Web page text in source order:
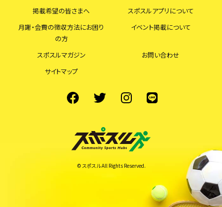
© スポスル All Rights Reserved.
掲載希望の皆さまへ
スポスルアプリについて
月謝・会費の徴収方法にお困り
の方
イベント掲載について
スポスルマガジン
お問い合わせ
サイトマップ